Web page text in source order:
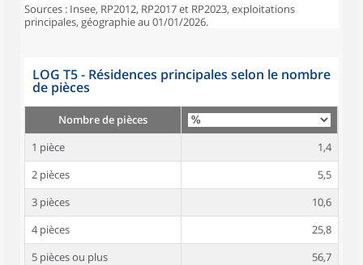
Sources : Insee, RP2012, RP2017 et RP2023, exploitations
principales, géographie au 01/01/2026.
LOG T5 - Résidences principales selon le nombre
de pièces
Nombre de pièces
1 pièce
1,4
2 pièces
5,5
3 pièces
10,6
4 pièces
25,8
5 pièces ou plus
56,7